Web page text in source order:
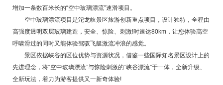
增加一条数百米长的“空中玻璃漂流”速滑项目。
空中玻璃漂流项目是沱龙峡景区旅游创新重点项目，设计独特，全程由
高强度透明双层玻璃建造，安全、惊险、刺激!时速达80km，让您体验高空
呼啸滑过的同时又能体验驾驭飞艇激流冲浪的感觉。
景区依据峡谷的区位优势与资源状况，借鉴一些国际知名景区设计上的
先进理念，将“空中玻璃漂流”与惊险刺激的“峡谷漂流”于一体，全新升级、
全新玩法，着力为游客提供又一新奇体验!